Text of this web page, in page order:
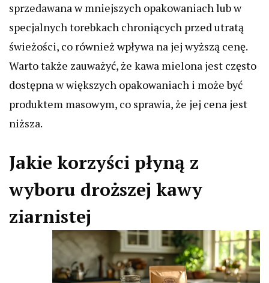
sprzedawana w mniejszych opakowaniach lub w
specjalnych torebkach chroniących przed utratą
świeżości, co również wpływa na jej wyższą cenę.
Warto także zauważyć, że kawa mielona jest często
dostępna w większych opakowaniach i może być
produktem masowym, co sprawia, że jej cena jest
niższa.
Jakie korzyści płyną z
wyboru droższej kawy
ziarnistej